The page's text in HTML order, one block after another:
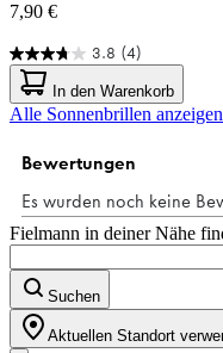
7,90 €
3.8 (4)
3.8
von
5
Sternen.
Bewertungen
In den Warenkorb
Alle Sonnenbrillen
Fielmann in deiner Nähe
Suchen
Aktuellen Standort